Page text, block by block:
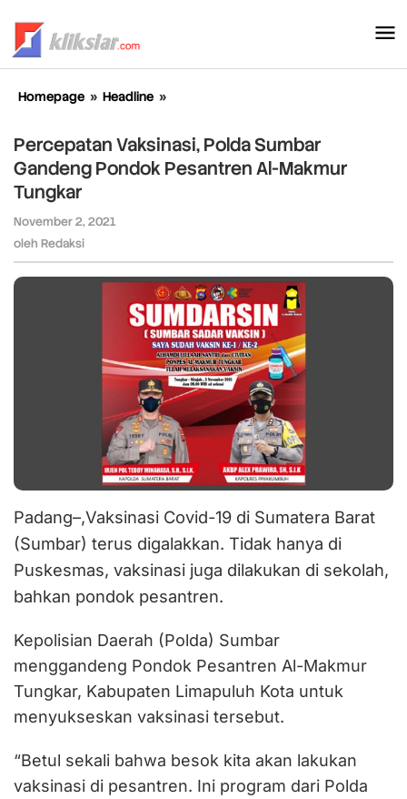
konten
Homepage » Headline »
Polda
Sumbar
Gandeng
Tungkar
Percepatan Vaksinasi, Polda Sumbar
Gandeng Pondok Pesantren Al-Makmur
Tungkar
November 2, 2021
oleh Redaksi
Padang–,Vaksinasi Covid-19 di Sumatera Barat
(Sumbar) terus digalakkan. Tidak hanya di
Puskesmas, vaksinasi juga dilakukan di sekolah,
bahkan pondok pesantren.
Kepolisian Daerah (Polda) Sumbar
menggandeng Pondok Pesantren Al-Makmur
Tungkar, Kabupaten Limapuluh Kota untuk
menyukseskan vaksinasi tersebut.
“Betul sekali bahwa besok kita akan lakukan
vaksinasi di pesantren. Ini program dari Polda